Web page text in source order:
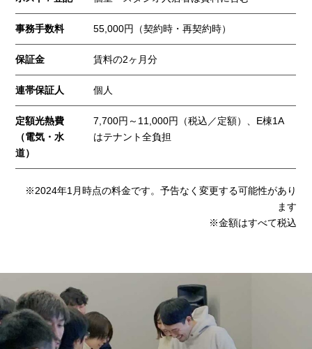
事務手数料 55,000円（契約時・再契約時）
保証金 賃料の2ヶ月分
連帯保証人 個人
定額光熱費
（電気・水
道）
7,700円～11,000円（税込／定額）、E棟1A
はテナント全負担
※2024年1月時点の料金です。予告なく変更する可能性があり
ます
※金額はすべて税込